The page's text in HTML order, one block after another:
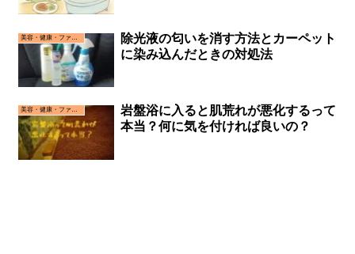
除光液の匂いを消す方法とカーペット
に染み込んだときの対処法
美容・健康・ファッション
岩盤浴に入ると肌荒れが悪化するって
本当？何に気を付ければ良いの？